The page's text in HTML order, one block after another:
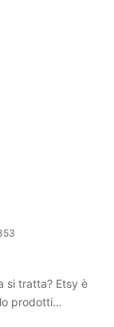
si tratta? Etsy è
prodotti…